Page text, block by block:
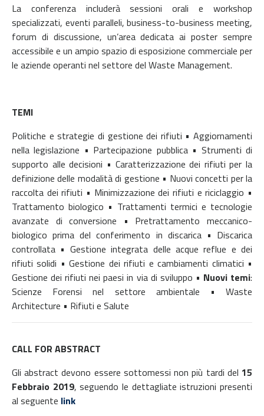
La conferenza includerà sessioni orali e workshop
specializzati, eventi paralleli, business-to-business meeting,
forum di discussione, un’area dedicata ai poster sempre
accessibile e un ampio spazio di esposizione commerciale per
le aziende operanti nel settore del Waste Management.
TEMI
Politiche e strategie di gestione dei rifiuti • Aggiornamenti
nella legislazione • Partecipazione pubblica • Strumenti di
supporto alle decisioni • Caratterizzazione dei rifiuti per la
definizione delle modalità di gestione • Nuovi concetti per la
raccolta dei rifiuti • Minimizzazione dei rifiuti e riciclaggio •
Trattamento biologico • Trattamenti termici e tecnologie
avanzate di conversione • Pretrattamento meccanico-
biologico prima del conferimento in discarica • Discarica
controllata • Gestione integrata delle acque reflue e dei
rifiuti solidi • Gestione dei rifiuti e cambiamenti climatici •
Gestione dei rifiuti nei paesi in via di sviluppo • Nuovi temi:
Scienze Forensi nel settore ambientale • Waste
Architecture • Rifiuti e Salute
CALL FOR ABSTRACT
Gli abstract devono essere sottomessi non più tardi del 15
Febbraio 2019, seguendo le dettagliate istruzioni presenti
al seguente link